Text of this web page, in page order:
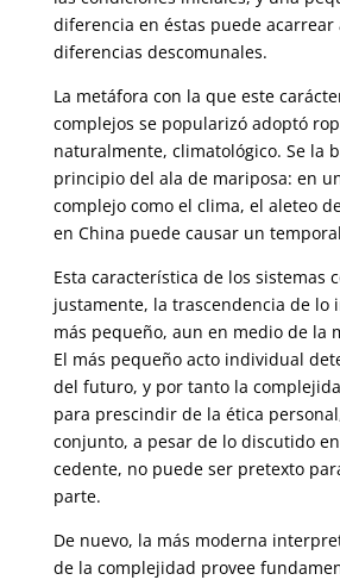
diferencia en éstas puede acarrear
diferencias descomunales.
La metáfora con la que este
complejos se popu­larizó adoptó
naturalmente, climatológico. Se la
principio del ala de mariposa: en
complejo como el clima, el aleteo
en China puede causar un
Esta característica de los sistemas
justamente, la tras­cendencia de lo
más pequeño, aun en medio de la
El más pequeño acto individual
del fu­turo, y por tanto la
para prescindir de la ética
conjunto, a pesar de lo discutido
cedente, no puede ser pretexto
parte.
De nuevo, la más moderna
de la complejidad provee